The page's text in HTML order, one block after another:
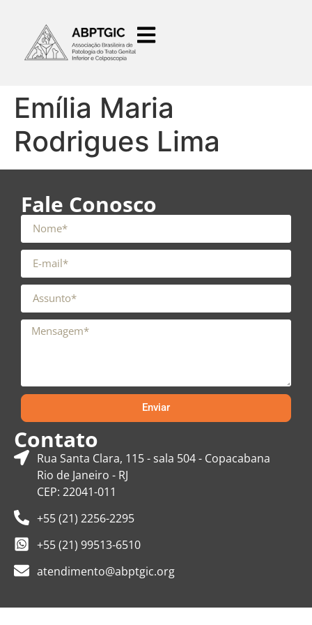
Emília Maria
Rodrigues Lima
Fale Conosco
Enviar
Contato
Rua Santa Clara, 115 - sala 504 - Copacabana
Rio de Janeiro - RJ
CEP: 22041-011
+55 (21) 2256-2295
+55 (21) 99513-6510
atendimento@abptgic.org